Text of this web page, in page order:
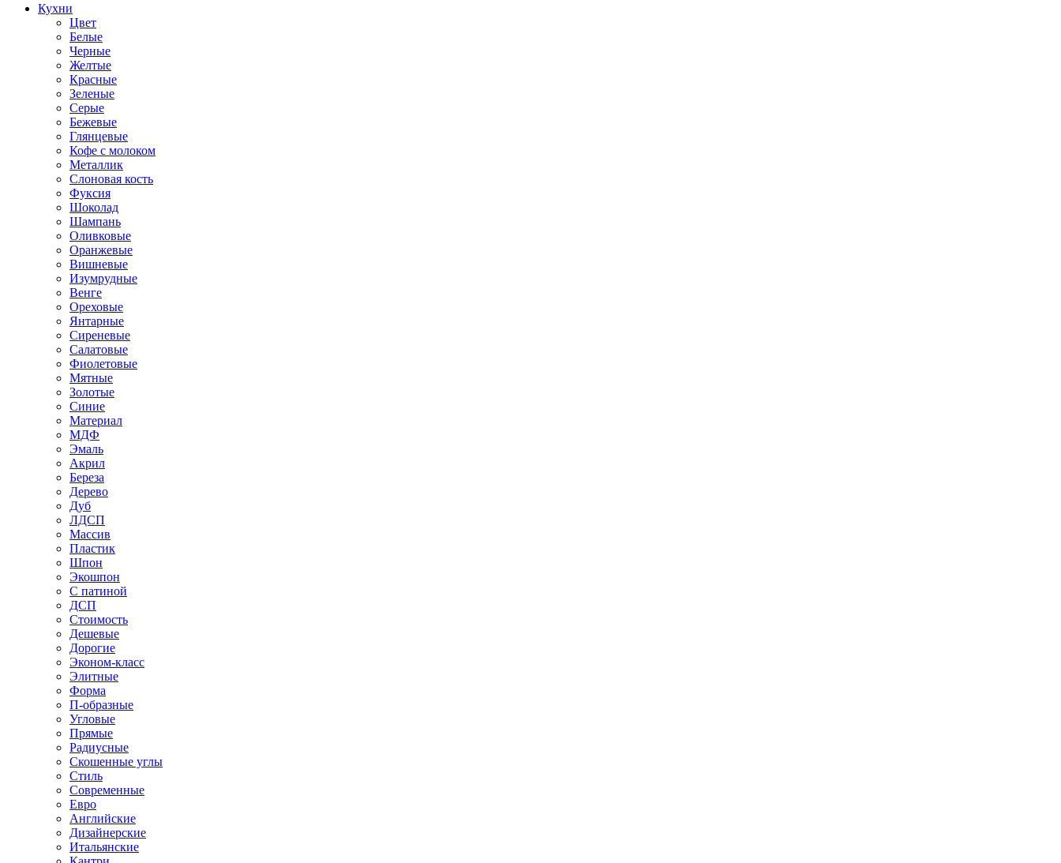
Кухни
Цвет
Белые
Черные
Желтые
Красные
Зеленые
Серые
Бежевые
Глянцевые
Кофе с молоком
Металлик
Слоновая кость
Фуксия
Шоколад
Шампань
Оливковые
Оранжевые
Вишневые
Изумрудные
Венге
Ореховые
Янтарные
Сиреневые
Салатовые
Фиолетовые
Мятные
Золотые
Синие
Материал
МДФ
Эмаль
Акрил
Береза
Дерево
Дуб
ЛДСП
Массив
Пластик
Шпон
Экошпон
С патиной
ДСП
Стоимость
Дешевые
Дорогие
Эконом-класс
Элитные
Форма
П-образные
Угловые
Прямые
Радиусные
Скошенные углы
Стиль
Современные
Евро
Английские
Дизайнерские
Итальянские